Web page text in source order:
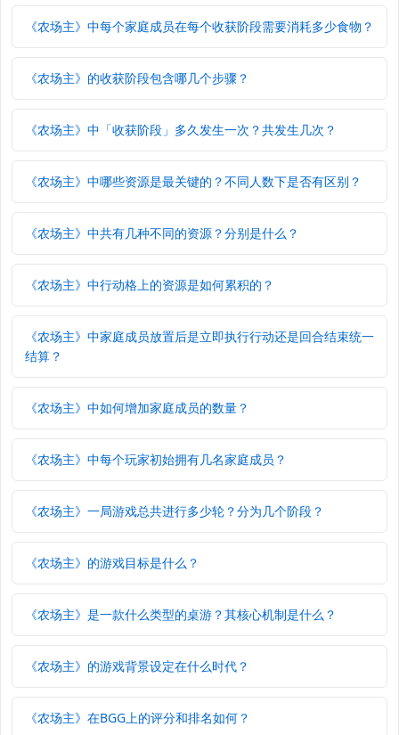
《农场主》中每个家庭成员在每个收获阶段需要消耗多少食物？
《农场主》的收获阶段包含哪几个步骤？
《农场主》中「收获阶段」多久发生一次？共发生几次？
《农场主》中哪些资源是最关键的？不同人数下是否有区别？
《农场主》中共有几种不同的资源？分别是什么？
《农场主》中行动格上的资源是如何累积的？
《农场主》中家庭成员放置后是立即执行行动还是回合结束统一
结算？
《农场主》中如何增加家庭成员的数量？
《农场主》中每个玩家初始拥有几名家庭成员？
《农场主》一局游戏总共进行多少轮？分为几个阶段？
《农场主》的游戏目标是什么？
《农场主》是一款什么类型的桌游？其核心机制是什么？
《农场主》的游戏背景设定在什么时代？
《农场主》在BGG上的评分和排名如何？